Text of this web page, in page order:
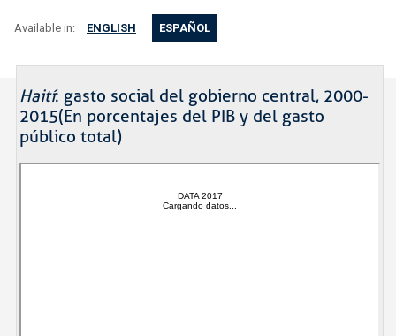
Available in: ENGLISH ESPAÑOL
Haití: gasto social del gobierno central, 2000-
2015(En porcentajes del PIB y del gasto
público total)